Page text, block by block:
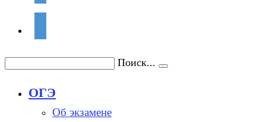
Поиск...
ОГЭ
Об экзамене